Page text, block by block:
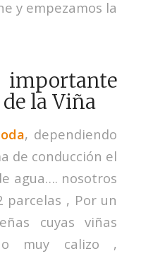
y empezamos la
la Viña
, dependiendo
de conducción el
agua…. nosotros
parcelas , Por un
cuyas viñas
muy calizo ,